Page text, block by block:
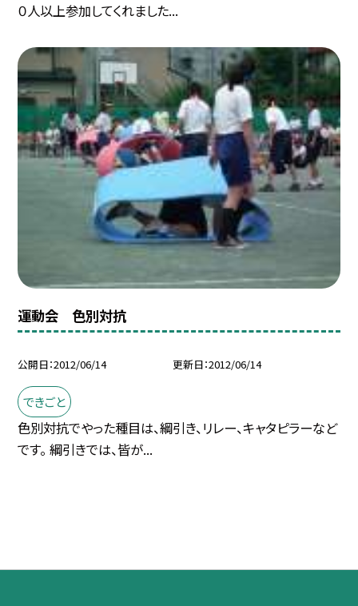
０人以上参加してくれました...
運動会 色別対抗
公開日 2012/06/14 更新日 2012/06/14
できごと
色別対抗でやった種目は、綱引き、リレー、キャタピラーなど
です。 綱引きでは、皆が...